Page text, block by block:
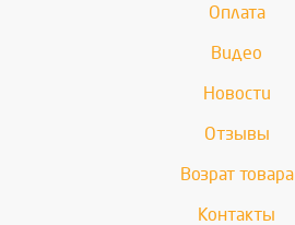
Оплата
Видео
Новости
Отзывы
Возрат товара
Контакты